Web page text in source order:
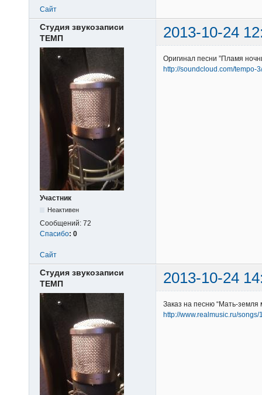
Сайт
Студия звукозаписи
ТЕМП
2013-10-24
Участник
Неактивен
Сообщений: 72
Спасибо: 0
Оригинал песни ”Пламя
http://soundcloud.com/tempo-
Сайт
Студия звукозаписи
ТЕМП
2013-10-24
Заказ на песню “Мать-земля
http://www.realmusic.ru/songs/